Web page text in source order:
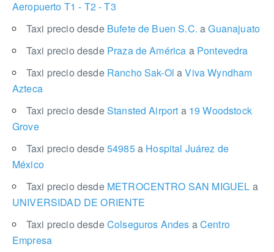
Aeropuerto T1 - T2 - T3
Taxi precio desde Bufete de Buen S.C.aGuanajuato
Taxi precio desde Praza de América aPontevedra
Taxi precio desde Rancho Sak-OlaViva Wyndham
Azteca
Taxi precio desdeStansted Airport a19 Woodstock
Grove
Taxi precio desde54985a Hospital Juárez de
México
Taxi precio desde METROCENTRO SAN MIGUEL a
UNIVERSIDAD DE ORIENTE
Taxi precio desdeColseguros Andes aCentro
Empresa